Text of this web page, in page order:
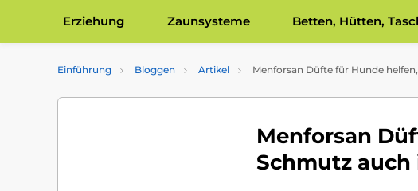
Erziehung Zaunsysteme Betten, Hütten,
Einführung Bloggen Artikel Menforsan Düfte für Hunde
Menforsan
Schmutz